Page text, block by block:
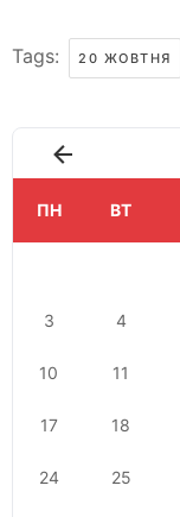
Tags: 20 ЖОВТНЯ
ПН ВТ
3 4
10 11
17 18
24 25